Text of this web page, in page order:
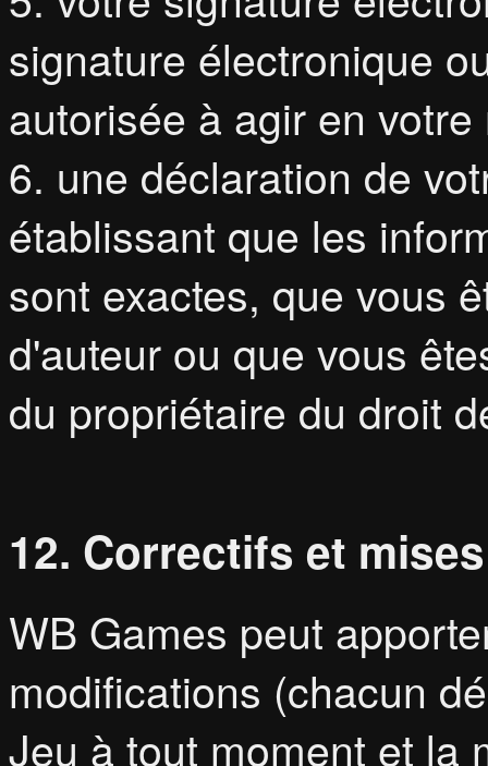
signature électronique
autorisée à agir en
6. une déclaration de
établissant que les
sont exactes, que vous
d'auteur ou que vous
du propriétaire du droit
12. Correctifs et
WB Games peut
modifications (chacun
Jeu à tout moment et la